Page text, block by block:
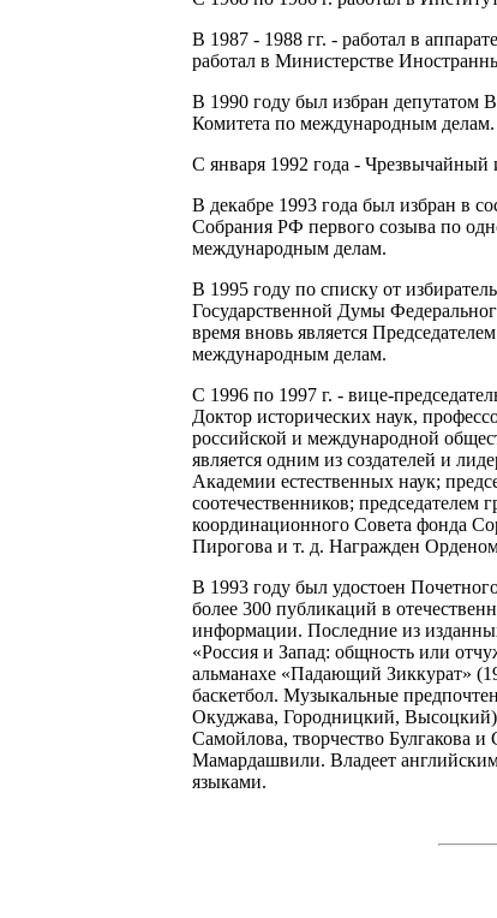
В 1987 - 1988 гг. - работал в
работал в Министерстве
В 1990 году был избран депутатом
Комитета по международным делам.
С января 1992 года -
В декабре 1993 года был избран в
Собрания РФ первого созыва по
международным делам.
В 1995 году по списку от
Государственной Думы
время вновь является
международным делам.
С 1996 по 1997 г. - вице-
Доктор исторических наук,
российской и международной
является одним из создателей и
Академии естественных наук;
соотечественников;
координационного Совета фонда
Пирогова и т. д. Награжден
В 1993 году был удостоен
более 300 публикаций в
информации. Последние из
«Россия и Запад: общность или
альманахе «Падающий Зиккурат»
баскетбол. Музыкальные
Окуджава, Городницкий,
Самойлова, творчество Булгакова
Мамардашвили. Владеет
языками.